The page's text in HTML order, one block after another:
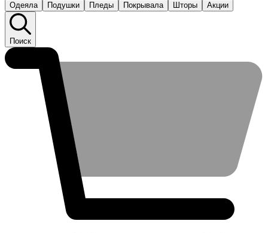
Одеяла
Подушки Пледы Покрывала Шторы Акции
Поиск